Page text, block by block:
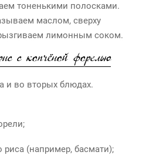
тоненькими полосками.
маслом, сверху
лимонным соком.
с копчёной форелью
и во вторых блюдах.
риса (например, басмати);